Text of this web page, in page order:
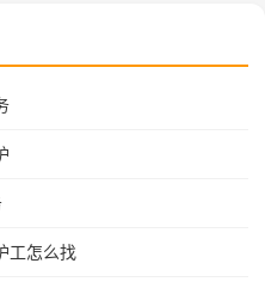
工怎么找